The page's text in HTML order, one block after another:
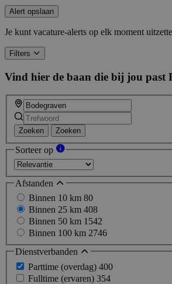
Alert opslaan
Je kunt vacature-alerts op elk moment
Filters
Vind hier de baan die bij jou past
Zoeken Zoeken
Sorteer op
Afstanden
Binnen 10 km 80
Binnen 25 km 408
Binnen 50 km 1542
Binnen 100 km 2746
Dienstverbanden
Parttime (overdag) 400
Fulltime (ervaren) 354